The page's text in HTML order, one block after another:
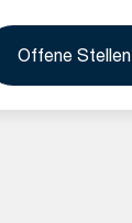
Offene Stellen